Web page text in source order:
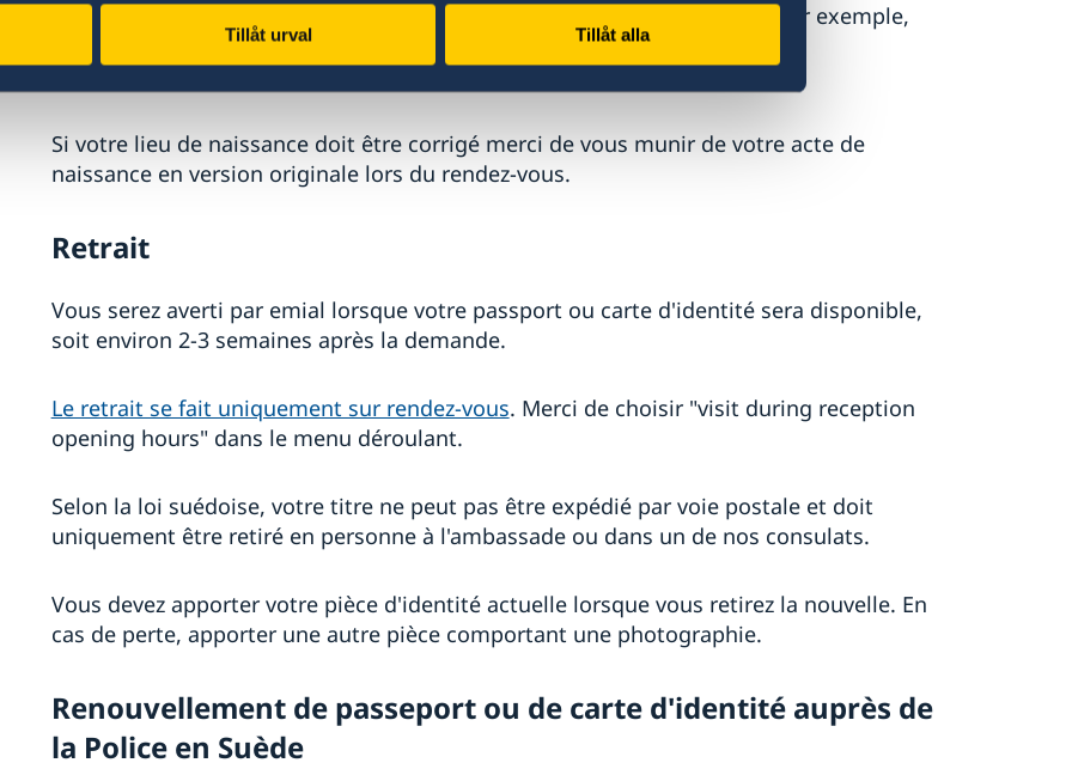
Tillåt urval Tillåt alla
Si vous souhaitez effectuer un changement de nom suite à un mariage par exemple,
merci d'effectuer préalablement une
demande de changement de nom auprès de Skatteverket
.
Si votre lieu de naissance doit être corrigé merci de vous munir de votre acte de
naissance en version originale lors du rendez-vous.
Retrait
Vous serez averti par emial lorsque votre passport ou carte d'identité sera disponible,
soit environ 2-3 semaines après la demande.
Le retrait se fait uniquement sur rendez-vous. Merci de choisir "visit during reception
opening hours" dans le menu déroulant.
Selon la loi suédoise, votre titre ne peut pas être expédié par voie postale et doit
uniquement être retiré en personne à l'ambassade ou dans un de nos consulats.
Vous devez apporter votre pièce d'identité actuelle lorsque vous retirez la nouvelle. En
cas de perte, apporter une autre pièce comportant une photographie.
Renouvellement de passeport ou de carte d'identité auprès de
la Police en Suède